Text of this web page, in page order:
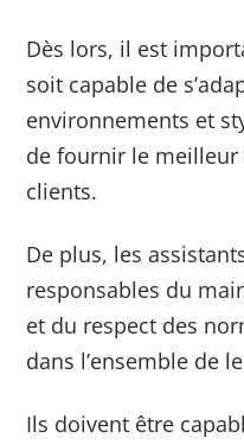
Dès lors, il est
soit capable de
environnements et
de fournir le meilleur
clients.
De plus, les
responsables du
et du respect des
dans l’ensemble de
Ils doivent être